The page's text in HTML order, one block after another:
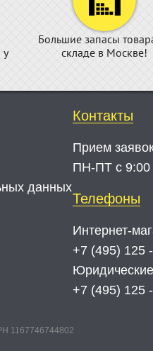
у
Большие запасы
складе в Москве!
данных
Контакты
Прием
ПН-ПТ с 9:00
Телефоны
Интернет-
+7 (495) 125
+7 (495) 125
1167746744802